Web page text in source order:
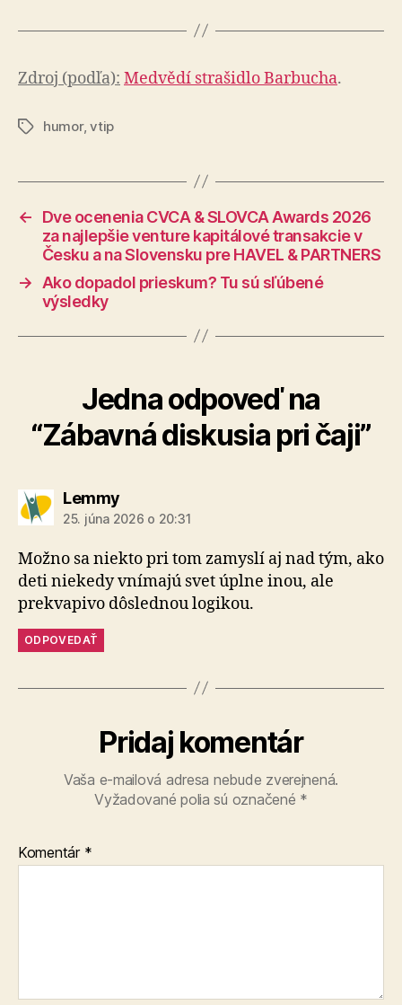
Zdroj (podľa): Medvědí strašidlo Barbucha.
Značkyhumor,vtip
←
Dve ocenenia CVCA & SLOVCA Awards 2026
za najlepšie venture kapitálové transakcie v
Česku a na Slovensku pre HAVEL & PARTNERS
→
Ako dopadol prieskum? Tu sú sľúbené
výsledky
Jedna odpoveď na
“Zábavná diskusia pri čaji”
Lemmyhovorí:
25. júna 2026 o 20:31
Možno sa niekto pri tom zamyslí aj nad tým, ako
deti niekedy vnímajú svet úplne inou, ale
prekvapivo dôslednou logikou.
ODPOVEDAŤ
Pridaj komentár
Vaša e-mailová adresa nebude zverejnená.
Vyžadované polia sú označené *
Komentár *